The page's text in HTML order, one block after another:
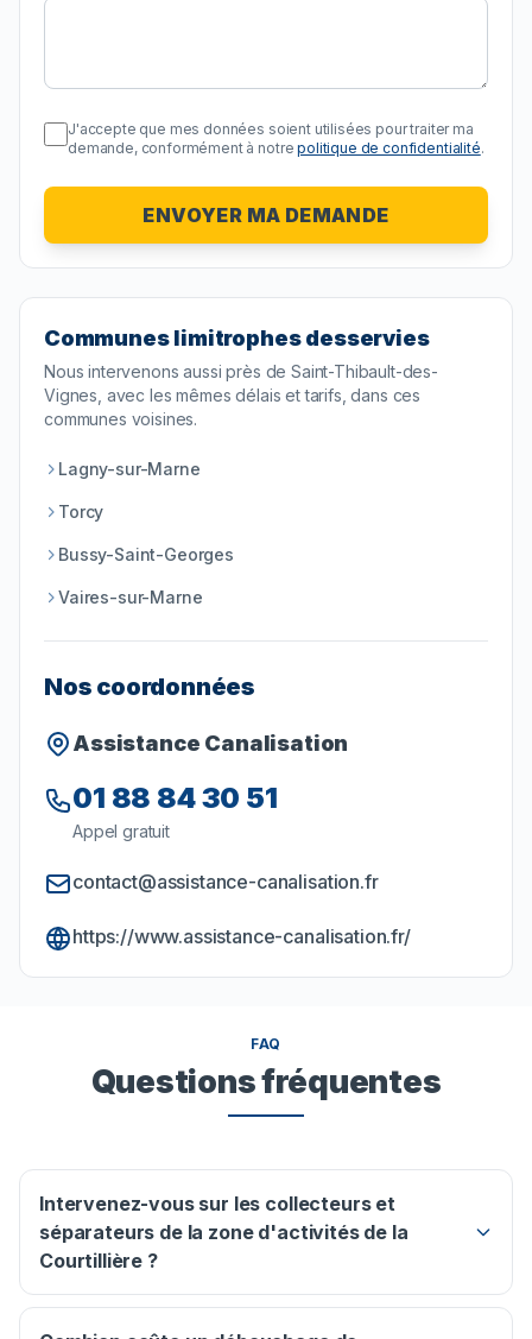
J'accepte que mes données soient utilisées pour traiter ma
demande, conformément à notre politique de confidentialité.
ENVOYER MA DEMANDE
Communes limitrophes desservies
Nous intervenons aussi près deSaint-Thibault-des-
Vignes , avec les mêmes délais et tarifs, dans ces
communes voisines.
Lagny-sur-Marne
Torcy
Bussy-Saint-Georges
Vaires-sur-Marne
Nos coordonnées
Assistance Canalisation
01 88 84 30 51
Appel gratuit
contact@assistance-canalisation.fr
https://www.assistance-canalisation.fr/
FAQ
Questions fréquentes
Intervenez-vous sur les collecteurs et
séparateurs de la zone d'activités de la
Courtillière ?